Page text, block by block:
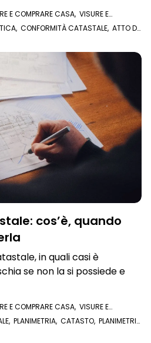
E COMPRARE CASA, VISURE E
CATASTALE
, CONFORMITÀ CATASTALE, ATTO DI
cos’è, quando
in quali casi è
se non la si possiede e
E COMPRARE CASA, VISURE E
,PLANIMETRIA CATASTALE
, PLANIMETRIA, CATASTO, PLANIMETRIA